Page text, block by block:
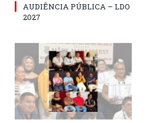
AUDIÊNCIA PÚBLICA – LDO
2027